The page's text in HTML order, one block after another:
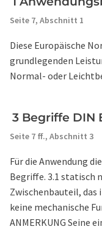
Seite 7, Abschnitt 1
Diese Europäische
grundlegenden
Normal- oder
3 Begriffe DIN
Seite 7 ff., Abschnitt 3
Für die Anwendung
Begriffe. 3.1 statisch
Zwischenbauteil,
keine mechanische
ANMERKUNG Seine